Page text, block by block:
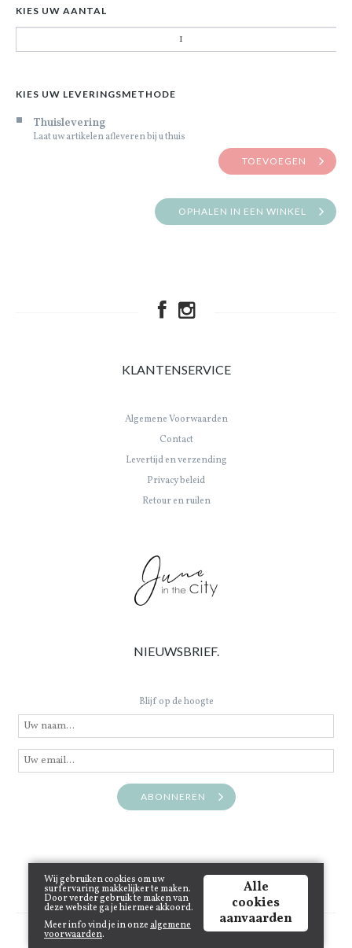
KIES UW AANTAL
KIES UW LEVERINGSMETHODE
Thuislevering
Laat uw artikelen afleveren bij u thuis
TOEVOEGEN
OPHALEN IN EEN WINKEL
KLANTENSERVICE
Algemene Voorwaarden
Contact
Levertijd en verzending
Privacy beleid
Retour en ruilen
NIEUWSBRIEF.
Blijf op de hoogte
ABONNEREN
Copyright © 2021 www.juneinthecity.be | Powered byTilroy
Wij gebruiken cookies om uw
surfervaring makkelijker te maken.
Door verder gebruik te maken van
deze website ga je hiermee akkoord.
Meer info vind je in onze algemene
voorwaarden.
Alle
cookies
aanvaarden